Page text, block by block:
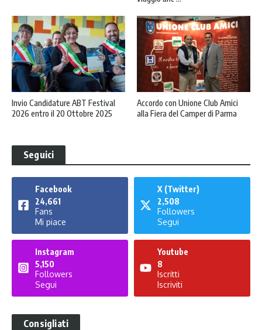
Invio Candidature ABT Festival
2026 entro il 20 Ottobre 2025
Accordo con Unione Club Amici
alla Fiera del Camper di Parma
Seguici
Facebook
24,661
Fans
Mi piace
X (Twitter)
2,508
Followers
Segui
Instagram
5,150
Followers
Segui
Youtube
8
Iscritti
Iscriviti
Consigliati